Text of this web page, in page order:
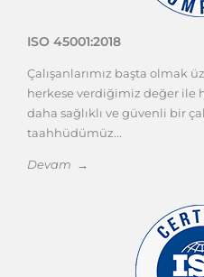
3 Eksen, 4 Eksen ve
Arasındaki Fark
üretilir. En yaygın
Sonraki Mesajlar